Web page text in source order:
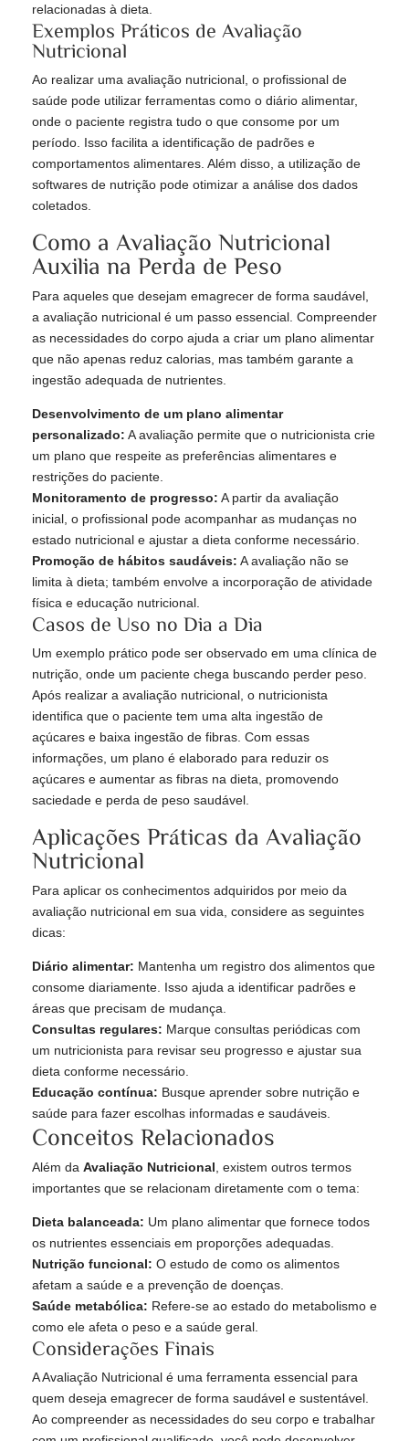
relacionadas à dieta.
Exemplos Práticos de Avaliação
Nutricional
Ao realizar uma avaliação nutricional, o profissional de
saúde pode utilizar ferramentas como o diário alimentar,
onde o paciente registra tudo o que consome por um
período. Isso facilita a identificação de padrões e
comportamentos alimentares. Além disso, a utilização de
softwares de nutrição pode otimizar a análise dos dados
coletados.
Como a Avaliação Nutricional
Auxilia na Perda de Peso
Para aqueles que desejam emagrecer de forma saudável,
a avaliação nutricional é um passo essencial. Compreender
as necessidades do corpo ajuda a criar um plano alimentar
que não apenas reduz calorias, mas também garante a
ingestão adequada de nutrientes.
Desenvolvimento de um plano alimentar
personalizado: A avaliação permite que o nutricionista crie
um plano que respeite as preferências alimentares e
restrições do paciente.
Monitoramento de progresso: A partir da avaliação
inicial, o profissional pode acompanhar as mudanças no
estado nutricional e ajustar a dieta conforme necessário.
Promoção de hábitos saudáveis: A avaliação não se
limita à dieta; também envolve a incorporação de atividade
física e educação nutricional.
Casos de Uso no Dia a Dia
Um exemplo prático pode ser observado em uma clínica de
nutrição, onde um paciente chega buscando perder peso.
Após realizar a avaliação nutricional, o nutricionista
identifica que o paciente tem uma alta ingestão de
açúcares e baixa ingestão de fibras. Com essas
informações, um plano é elaborado para reduzir os
açúcares e aumentar as fibras na dieta, promovendo
saciedade e perda de peso saudável.
Aplicações Práticas da Avaliação
Nutricional
Para aplicar os conhecimentos adquiridos por meio da
avaliação nutricional em sua vida, considere as seguintes
dicas:
Diário alimentar: Mantenha um registro dos alimentos que
consome diariamente. Isso ajuda a identificar padrões e
áreas que precisam de mudança.
Consultas regulares: Marque consultas periódicas com
um nutricionista para revisar seu progresso e ajustar sua
dieta conforme necessário.
Educação contínua: Busque aprender sobre nutrição e
saúde para fazer escolhas informadas e saudáveis.
Conceitos Relacionados
Além da Avaliação Nutricional, existem outros termos
importantes que se relacionam diretamente com o tema:
Dieta balanceada: Um plano alimentar que fornece todos
os nutrientes essenciais em proporções adequadas.
Nutrição funcional: O estudo de como os alimentos
afetam a saúde e a prevenção de doenças.
Saúde metabólica: Refere-se ao estado do metabolismo e
como ele afeta o peso e a saúde geral.
Considerações Finais
A Avaliação Nutricional é uma ferramenta essencial para
quem deseja emagrecer de forma saudável e sustentável.
Ao compreender as necessidades do seu corpo e trabalhar